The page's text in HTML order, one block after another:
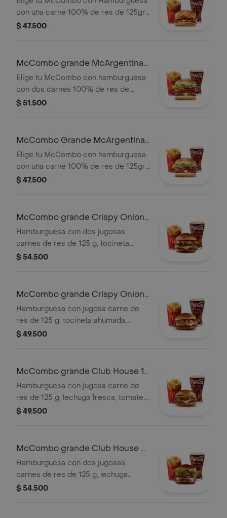
con una carne 100% de res de 125gr
c/u, salsa chicharron, cebolla crispy,
papas grandes y gaseosa grande a
$ 47.500
McCombo grande McArgentina
2 Carnes
Elige tu McCombo con hamburguesa
con dos carnes 100% de res de
125gr c/u, salsa mayo chimichurri,
grandes y gaseosa grande a elegir.
$ 51.500
McCombo Grande McArgentina 1
Carne
Elige tu McCombo con hamburguesa
con una carne 100% de res de 125gr,
salsa mayo chimichurri, cebolla
gaseosa grande a elegir.
$ 47.500
McCombo grande Crispy Onion
Barbecue 2 Carnes
Hamburguesa con dos jugosas
carnes de res de 125 g, tocineta
ahumada, queso blanco cremoso,
Acompañada de papas fritas grandes
y bebida grande a elección.
$ 54.500
McCombo grande Crispy Onion
Barbecue 1 Carne
Hamburguesa con jugosa carne de
res de 125 g, tocineta ahumada,
queso blanco cremoso, cebolla
Acompañada de papas fritas grandes
y bebida grande a elección.
$ 49.500
McCombo grande Club House 1
Carne
Hamburguesa con jugosa carne de
res de 125 g, lechuga fresca, tomate,
cebolla grillada, tocineta ahumada,
Acompañada de papas fritas grandes
y bebida grande a elección.
$ 49.500
McCombo grande Club House 2
Carnes
Hamburguesa con dos jugosas
carnes de res de 125 g, lechuga
fresca, tomate, cebolla grillada,
$ 54.500